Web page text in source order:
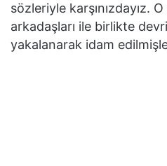
sözleriyle karşınızdayız.
arkadaşları ile birlikte
yakalanarak idam